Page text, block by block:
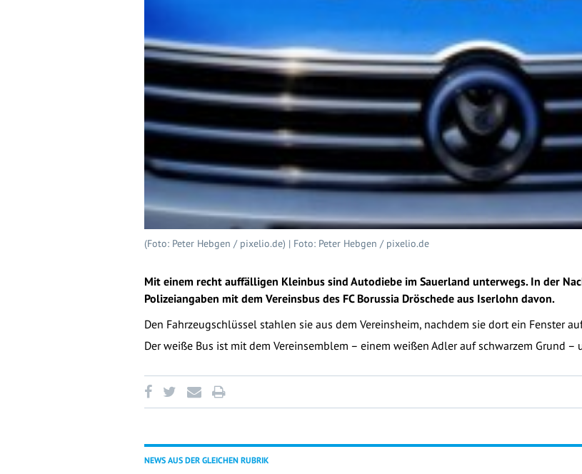
(Foto: Peter Hebgen / pixelio.de) | Foto: Peter Hebgen / pixelio.de
Mit einem recht auffälligen Kleinbus sind Autodiebe im Sauerland unterwegs. In der
Polizeiangaben mit dem Vereinsbus des FC Borussia Dröschede aus Iserlohn davon.
Den Fahrzeugschlüssel stahlen sie aus dem Vereinsheim, nachdem sie dort ein Fenster
Der weiße Bus ist mit dem Vereinsemblem – einem weißen Adler auf schwarzem Grund
NEWS AUS DER GLEICHEN RUBRIK